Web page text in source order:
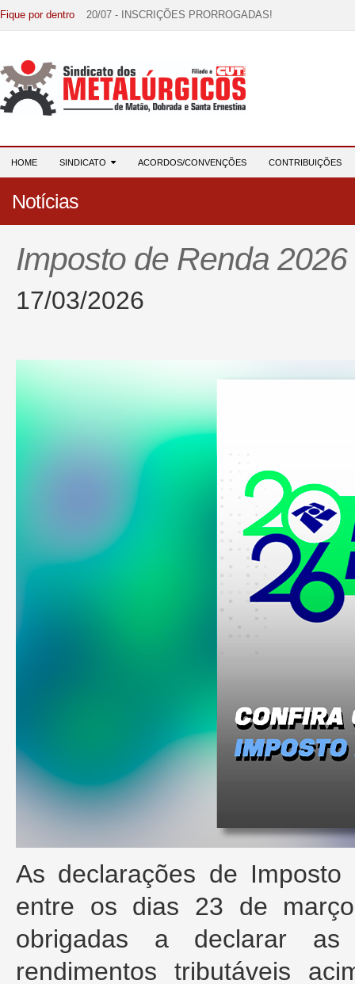
Fique por dentro 20/07 - INSCRIÇÕES PRORROGADAS!
07/07 - Increva-se! Link na descrição!
03/08 - DATA-BASE 2026: HORA DE UNIÃO E
HOME SINDICATO ACORDOS/CONVENÇÕES CONTRIBUIÇÕES
Notícias
Imposto de Renda 2026
17/03/2026
As declarações de
entre os dias 23 de
obrigadas a declarar as
rendimentos tributáveis